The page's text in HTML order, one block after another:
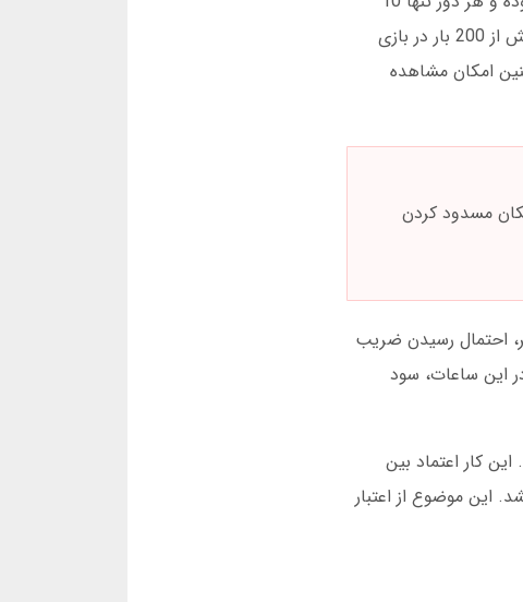
ثانیه طول میکشد. این ویژگی برای کاربرانی که فرصت کمی دارند بسیار مناسب است. در طول 6 ماه گذشته، من بیش از 200 بار در بازی
امکان مشاهده
مسدود کردن
است. آمار داخلی نت بت نشان میدهد که بین ساعت 2 تا 4 بعدازظهر، احتمال رسیدن ضریب
این ساعات، سود
کار اعتماد بین
انفجار شناسایی نشد. این موضوع از اعتبار